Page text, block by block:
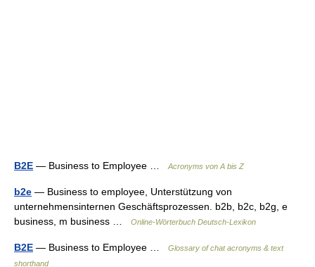
B2E — Business to Employee … Acronyms von A bis Z
b2e — Business to employee, Unterstützung von
unternehmensinternen Geschäftsprozessen. b2b, b2c, b2g, e
business, m business …
Online-Wörterbuch Deutsch-Lexikon
B2E — Business to Employee …
Glossary of chat acronyms & text
shorthand